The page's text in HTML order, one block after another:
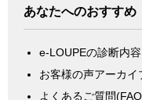
あなたへのおすすめ
e-LOUPEの診断内
お客様の声アーカイ
よくあるご質問